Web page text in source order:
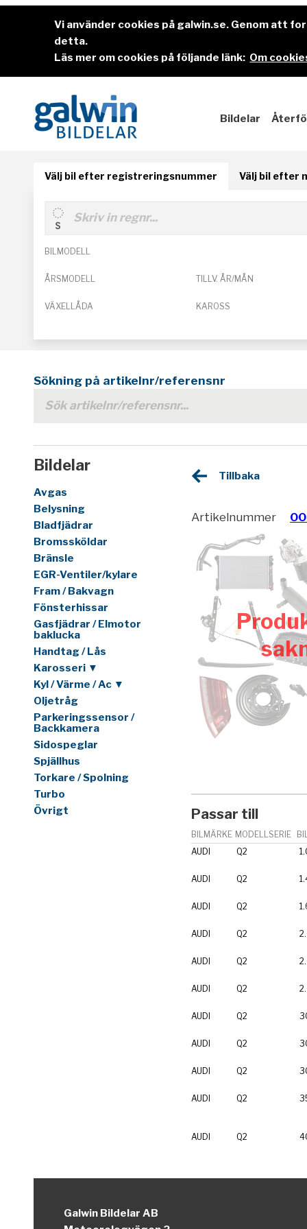
Vi använder cookies på galwin.se. Genom att
detta.
Läs mer om cookies på följande länk: Om
Bildelar
Välj bil efter registreringsnummer Välj bil efter
BILMODELL
ÅRSMODELL TILLV. ÅR/MÅN
VÄXELLÅDA KAROSS
Sökning på artikelnr/referensnr
Bildelar
Avgas
Belysning
Bladfjädrar
Bromssköldar
Bränsle
EGR-Ventiler/kylare
Fram / Bakvagn
Fönsterhissar
Gasfjädrar / Elmotor
baklucka
Handtag / Lås
Karosseri ▼
Kyl / Värme / Ac ▼
Oljetråg
Parkeringssensor /
Backkamera
Sidospeglar
Spjällhus
Torkare / Spolning
Turbo
Övrigt
Tillbaka
Artikelnummer
Passar till
BILMÄRKE MODELLSERIE
AUDI
Q2
AUDI Q2
AUDI Q2
AUDI Q2
AUDI Q2
AUDI Q2
AUDI Q2
AUDI Q2
AUDI Q2
AUDI Q2
AUDI Q2
Galwin Bildelar AB